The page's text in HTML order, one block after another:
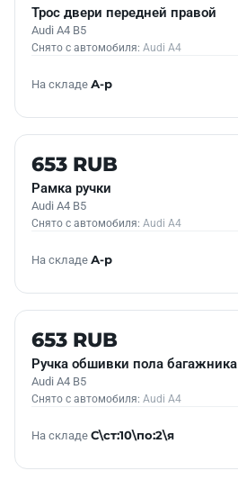
Трос двери передней правой
Audi A4 B5
Снято с автомобиля: Audi A4
На складе А-р
Б/У В НАЛИЧИИ
653 RUB
Рамка ручки
Audi A4 B5
Снято с автомобиля: Audi A4
На складе А-р
Б/У В НАЛИЧИИ
653 RUB
Ручка обшивки пола багажника
Audi A4 B5
Снято с автомобиля: Audi A4
На складе С\ст:10\по:2\я